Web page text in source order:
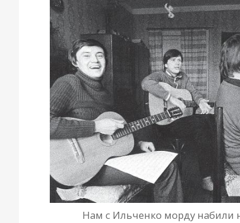
Нам с Ильченко морду